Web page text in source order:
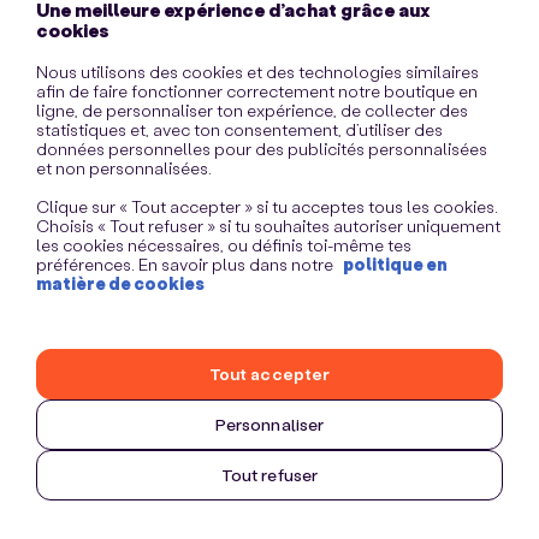
Une meilleure expérience d’achat grâce aux
cookies
Nous utilisons des cookies et des technologies similaires
afin de faire fonctionner correctement notre boutique en
ligne, de personnaliser ton expérience, de collecter des
statistiques et, avec ton consentement, d’utiliser des
données personnelles pour des publicités personnalisées
et non personnalisées.
Clique sur « Tout accepter » si tu acceptes tous les cookies.
Choisis « Tout refuser » si tu souhaites autoriser uniquement
les cookies nécessaires, ou définis toi-même tes
préférences. En savoir plus dans notre politique en
matière de cookies
Personnaliser
Tout refuser
Tout accepter